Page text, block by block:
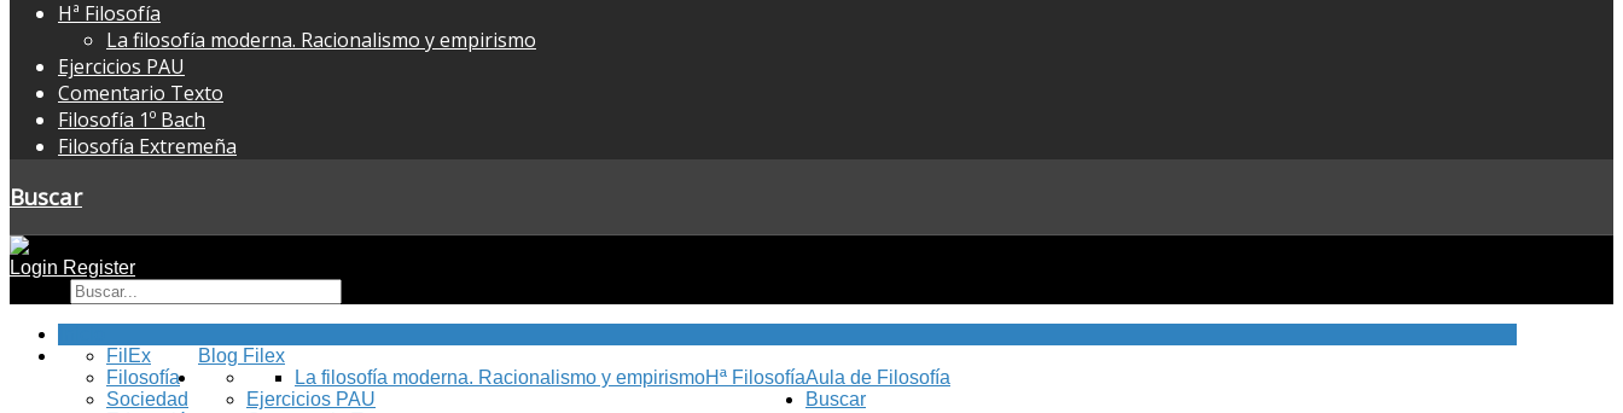
Hª Filosofía
La filosofía moderna. Racionalismo y empirismo
Ejercicios PAU
Comentario Texto
Filosofía 1º Bach
Filosofía Extremeña
Buscar
Login Register
Blog Filex
FilEx
Filosofía
Sociedad
Aula de Filosofía
Hª Filosofía
La filosofía moderna. Racionalismo y empirismo
Ejercicios PAU
Buscar